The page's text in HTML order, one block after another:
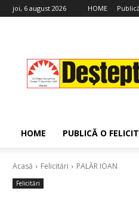
joi, 6 august 2026 HOME
HOME PUBLICĂ O
Acasă Felicitări PALĂR IOAN
Felicitări